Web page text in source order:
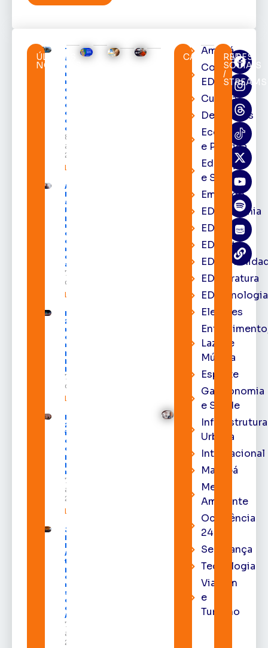
ÚLTIMAS
NOTÍCIAS
TRE-AP
suspende
expediente
na sede e
nos
cartórios
eleitorais
de todo o
estado nos
dias 10 e 11
de agosto
8 de
agosto de
2026
Leia mais »
Acácio
Favacho
apresenta
balanço
parcial do
mandato
com mais
de R$ 668
milhões
destinados
ao Amapá
7 de agosto
de 2026
Leia mais »
Expofeira
2026 começa
neste sábado
com shows,
negócios e
programação
para todos os
públicos
7 de agosto
de 2026
Leia mais »
Expofeira
2026
impulsiona
economia
e aumenta
procura
por hotéis
na capital
7 de
agosto de
2026
Leia mais »
Juiz
Diego
Moura de
Araújo
toma
posse
como
membro
substituto
do Pleno
do TRE-
AP
7 de
agosto de
2026
CATEGORIAS
Amapá
Cortes
EDcast
Cultura
Destaques
Economia
e Política
Educação
e Saúde
Emprego
EDacademia
EDbrasília
EDcast
EDliteratura
EDtecnologia
Eleições
Lazer e
Música
Esporte
Gastronomia
e Saúde
Infraestrutura
Urbana
Internacional
Macapá
Meio
Ambiente
Ocorrência
24h
Segurança
Tecnologia
Viagem
e
Turismo
REDES
SOCIAIS
/
STREAMS